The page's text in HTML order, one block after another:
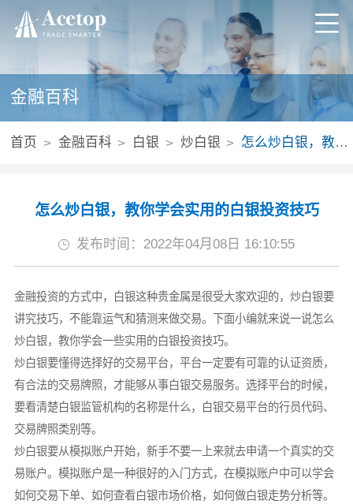
金融百科
首页 金融百科 白银 炒白银 怎么炒白银，教你学会实用的白银投资技巧
怎么炒白银，教你学会实用的白银投资技巧
发布时间：2022年04月08日 16:10:55
金融投资的方式中，白银这种贵金属是很受大家欢迎的，炒白银要
讲究技巧，不能靠运气和猜测来做交易。下面小编就来说一说怎么
炒白银，教你学会一些实用的白银投资技巧。
炒白银要懂得选择好的交易平台，平台一定要有可靠的认证资质，
有合法的交易牌照，才能够从事白银交易服务。选择平台的时候，
要看清楚白银监管机构的名称是什么，白银交易平台的行员代码、
交易牌照类别等。
炒白银要从模拟账户开始，新手不要一上来就去申请一个真实的交
易账户。模拟账户是一种很好的入门方式，在模拟账户中可以学会
如何交易下单、如何查看白银市场价格，如何做白银走势分析等。